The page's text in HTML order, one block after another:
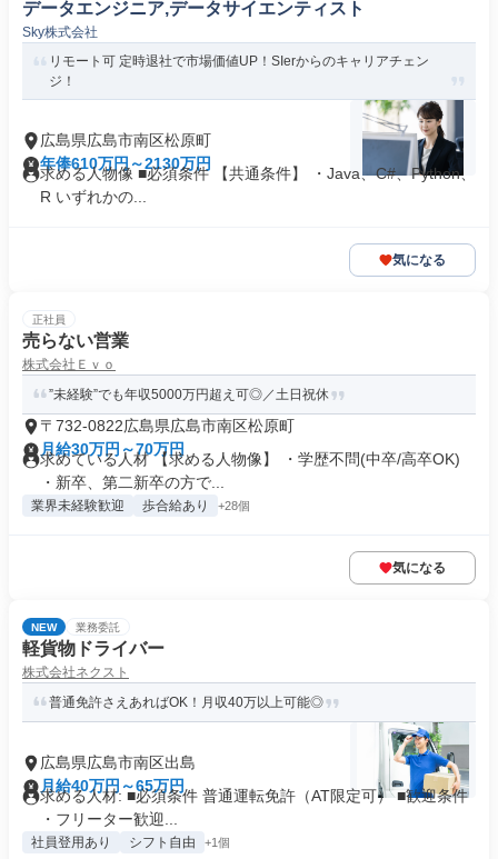
データエンジニア,データサイエンティスト
Sky株式会社
リモート可 定時退社で市場価値UP！SIerからのキャリアチェン
ジ！
広島県広島市南区松原町
年俸610万円～2130万円
求める人物像 ■必須条件 【共通条件】 ・Java、C#、Python、
R いずれかの...
気になる
正社員
売らない営業
株式会社Ｅｖｏ
”未経験”でも年収5000万円超え可◎／土日祝休
〒732-0822広島県広島市南区松原町
月給30万円～70万円
求めている人材 【求める人物像】 ・学歴不問(中卒/高卒OK)
・新卒、第二新卒の方で...
業界未経験歓迎 歩合給あり +28個
気になる
NEW 業務委託
軽貨物ドライバー
株式会社ネクスト
普通免許さえあればOK！月収40万以上可能◎
広島県広島市南区出島
月給40万円～65万円
求める人材: ■必須条件 普通運転免許（AT限定可） ■歓迎条件
・フリーター歓迎...
社員登用あり シフト自由 +1個